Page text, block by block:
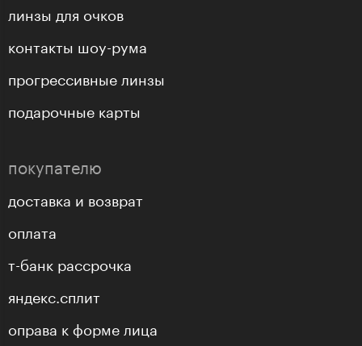
линзы для очков
контакты шоу-рума
прогрессивные линзы
подарочные карты
покупателю
доставка и возврат
оплата
т-банк рассрочка
яндекс.сплит
оправа к форме лица